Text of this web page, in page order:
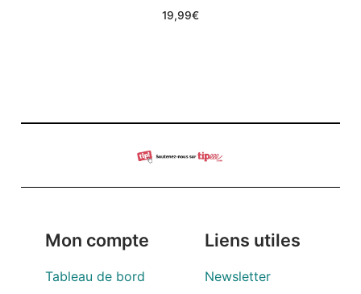
19,99€
Mon compte
Tableau de bord
Liens utiles
Newsletter